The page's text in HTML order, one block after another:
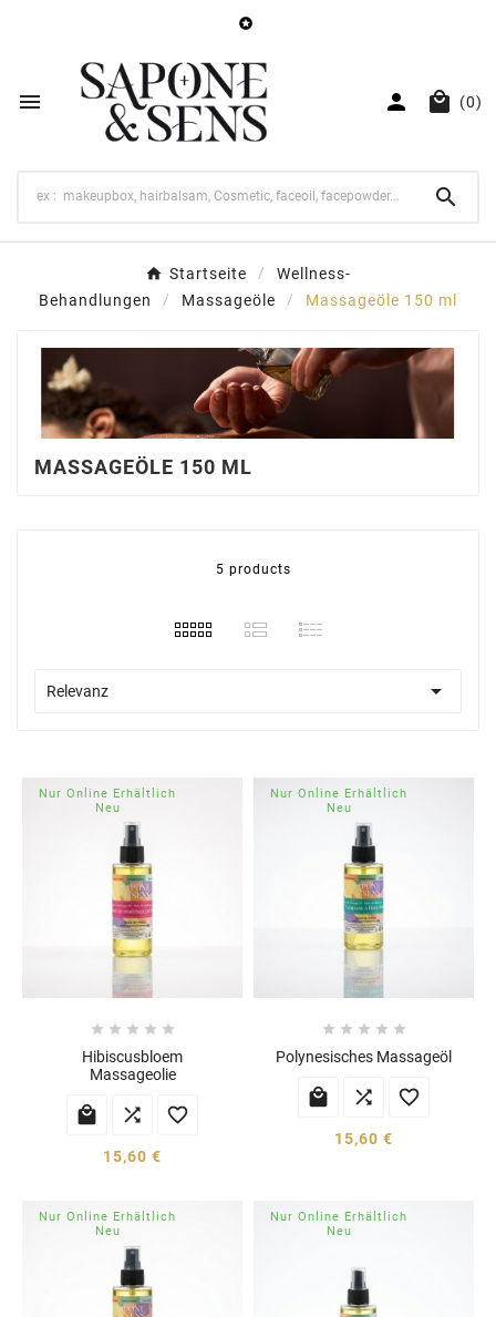

   (0)

Startseite
Wellness-
Behandlungen
Massageöle Massageöle 150 ml
MASSAGEÖLE 150 ML
5 products
Relevanz 
Nur Online Erhältlich
Neu
    
Hibiscusbloem
Massageolie
  
15,60 €
Nur Online Erhältlich
Neu
    
Polynesisches Massageöl
  
15,60 €
Nur Online Erhältlich
Neu
Nur Online Erhältlich
Neu